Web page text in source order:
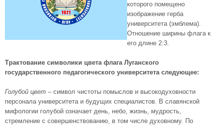
которого помещено
изображение герба
университета (эмблема).
Отношение ширины флага к
его длине 2:3.
Трактование символики цвета флага Луганского
государственного педагогического университета следующее:
Голубой цвет – символ чистоты помыслов и высокодуховности
персонала университета и будущих специалистов. В славянской
мифологии голубой означает день, небо, жизнь, мудрость,
стремление с совершенствованию, в том числе духовному. По